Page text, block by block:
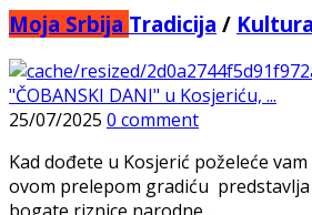
Moja Srbija Tradicija / Kultura
"ČOBANSKI DANI" u Kosjeriću, ...
25/07/2025 0 comment
Kad dođete u Kosjerić poželeće
ovom prelepom gradiću
bogate riznice narodne ...